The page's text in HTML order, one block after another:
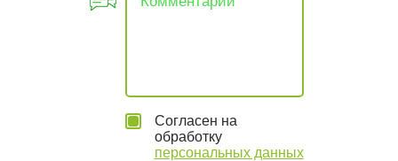
Согласен на
обработку
персональных данных